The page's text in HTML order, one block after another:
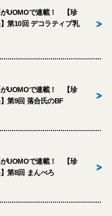
UOMOで連載！ 【珍
第10回 デコラティブ乳
>
UOMOで連載！ 【珍
第9回 落合氏のBF
>
UOMOで連載！ 【珍
第8回 まんべろ
>